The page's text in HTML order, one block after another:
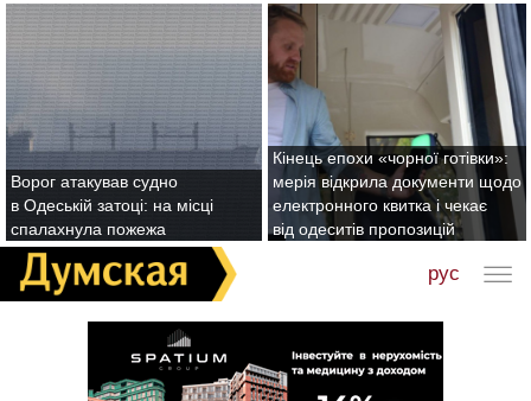
Ворог атакував судно
в Одеській затоці: на місці
спалахнула пожежа
Кінець епохи «чорної готівки»:
мерія відкрила документи щодо
електронного квитка і чекає
від одеситів пропозицій
рус